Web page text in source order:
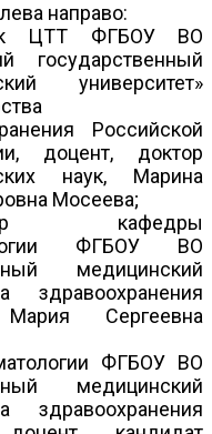
направо:
ЦТТ ФГБОУ ВО
государственный
университет»
Российской
доцент, доктор
наук, Марина
Мосеева;
кафедры
ФГБОУ ВО
медицинский
здравоохранения
Сергеевна
ФГБОУ ВО
медицинский
здравоохранения